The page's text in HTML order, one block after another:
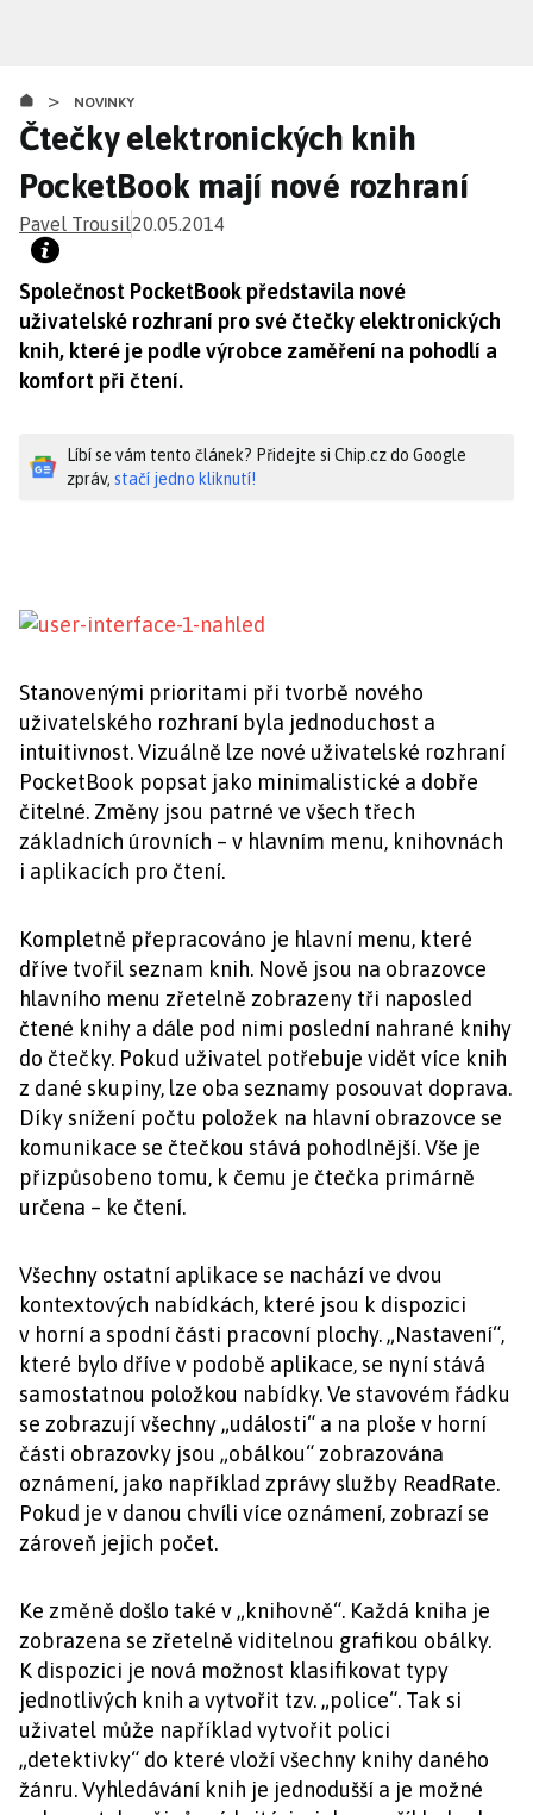
obsahu
> NOVINKY
Čtečky elektronických knih
PocketBook mají nové rozhraní
Pavel Trousil20.05.2014
Společnost PocketBook představila nové
uživatelské rozhraní pro své čtečky elektronických
knih, které je podle výrobce zaměření na pohodlí a
komfort při čtení.
Líbí se vám tento článek? Přidejte si Chip.cz do Google
zpráv, stačí jedno kliknutí!
Stanovenými prioritami při tvorbě nového
uživatelského rozhraní byla jednoduchost a
intuitivnost. Vizuálně lze nové uživatelské rozhraní
PocketBook popsat jako minimalistické a dobře
čitelné. Změny jsou patrné ve všech třech
základních úrovních – v hlavním menu, knihovnách
i aplikacích pro čtení.
Kompletně přepracováno je hlavní menu, které
dříve tvořil seznam knih. Nově jsou na obrazovce
hlavního menu zřetelně zobrazeny tři naposled
čtené knihy a dále pod nimi poslední nahrané knihy
do čtečky. Pokud uživatel potřebuje vidět více knih
z dané skupiny, lze oba seznamy posouvat doprava.
Díky snížení počtu položek na hlavní obrazovce se
komunikace se čtečkou stává pohodlnější. Vše je
přizpůsobeno tomu, k čemu je čtečka primárně
určena – ke čtení.
Všechny ostatní aplikace se nachází ve dvou
kontextových nabídkách, které jsou k dispozici
v horní a spodní části pracovní plochy. „Nastavení“,
které bylo dříve v podobě aplikace, se nyní stává
samostatnou položkou nabídky. Ve stavovém řádku
se zobrazují všechny „události“ a na ploše v horní
části obrazovky jsou „obálkou“ zobrazována
oznámení, jako například zprávy služby ReadRate.
Pokud je v danou chvíli více oznámení, zobrazí se
zároveň jejich počet.
Ke změně došlo také v „knihovně“. Každá kniha je
zobrazena se zřetelně viditelnou grafikou obálky.
K dispozici je nová možnost klasifikovat typy
jednotlivých knih a vytvořit tzv. „police“. Tak si
uživatel může například vytvořit polici
„detektivky“ do které vloží všechny knihy daného
žánru. Vyhledávání knih je jednodušší a je možné